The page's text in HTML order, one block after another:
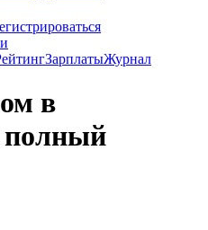
ЗарплатыЖурнал
в
полный